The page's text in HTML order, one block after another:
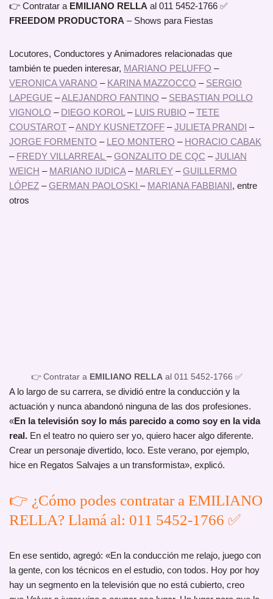
👉 Contratar a EMILIANO RELLA al 011 5452-1766 ✅
FREEDOM PRODUCTORA – Shows para Fiestas
Locutores, Conductores y Animadores relacionadas que
también te pueden interesar, MARIANO PELUFFO –
VERONICA VARANO – KARINA MAZZOCCO – SERGIO
LAPEGUE –ALEJANDRO FANTINO – SEBASTIAN POLLO
VIGNOLO – DIEGO KOROL – LUIS RUBIO –TETE
COUSTAROT –ANDY KUSNETZOFF –JULIETA PRANDI –
JORGE FORMENTO – LEO MONTERO – HORACIO CABAK
– FREDY VILLARREAL –GONZALITO DE CQC –JULIAN
WEICH – MARIANO IUDICA– MARLEY –GUILLERMO
LÓPEZ –GERMAN PAOLOSKI – MARIANA FABBIANI, entre
otros
👉 Contratar a EMILIANO RELLAal 011 5452-1766 ✅
A lo largo de su carrera, se dividió entre la conducción y la
actuación y nunca abandonó ninguna de las dos profesiones.
«En la televisión soy lo más parecido a como soy en la vida
real. En el teatro no quiero ser yo, quiero hacer algo diferente.
Crear un personaje divertido, loco. Este verano, por ejemplo,
hice en Regatos Salvajes a un transformista», explicó.
👉 ¿Cómo podes contratar a EMILIANO
RELLA? Llamá al: 011 5452-1766 ✅
En ese sentido, agregó: «En la conducción me relajo, juego con
la gente, con los técnicos en el estudio, con todos. Hoy por hoy
hay un segmento en la televisión que no está cubierto, creo